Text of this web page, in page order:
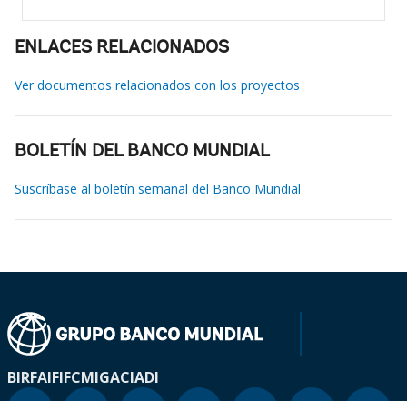
ENLACES RELACIONADOS
Ver documentos relacionados con los proyectos
BOLETÍN DEL BANCO MUNDIAL
Suscríbase al boletín semanal del Banco Mundial
BIRFAIFIFCMIGACIADI